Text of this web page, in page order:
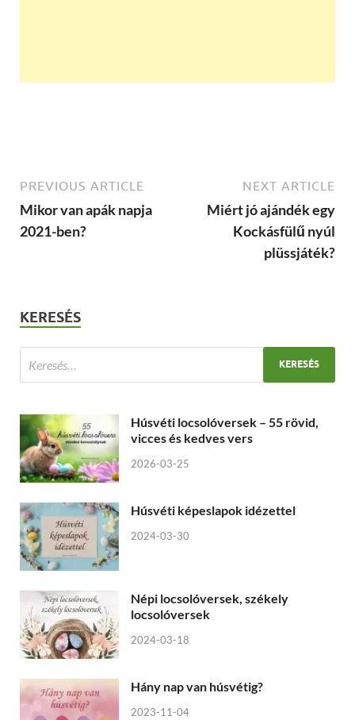
PREVIOUS ARTICLE
Mikor van apák napja
2021-ben?
NEXT ARTICLE
Miért jó ajándék egy
Kockásfülű nyúl
plüssjáték?
KERESÉS
Húsvéti locsolóversek – 55 rövid,
vicces és kedves vers
2026-03-25
Húsvéti képeslapok idézettel
2024-03-30
Népi locsolóversek, székely
locsolóversek
2024-03-18
Hány nap van húsvétig?
2023-11-04